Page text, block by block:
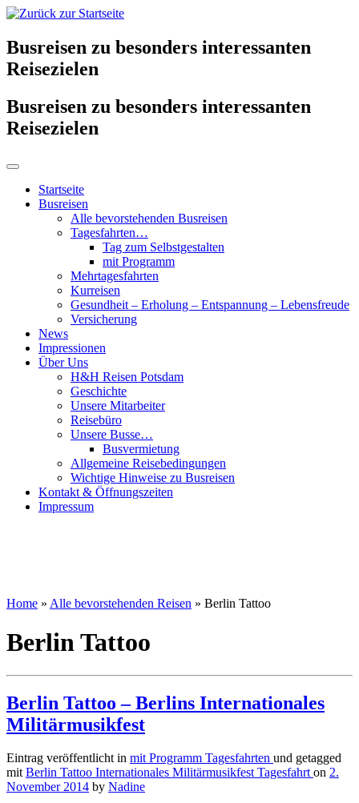
Busreisen zu besonders interessanten
Reisezielen
Busreisen zu besonders interessanten
Reisezielen
Startseite
Busreisen
Alle bevorstehenden Busreisen
Tagesfahrten…
Tag zum Selbstgestalten
mit Programm
Mehrtagesfahrten
Kurreisen
Gesundheit – Erholung – Entspannung – Lebensfreude
Versicherung
News
Impressionen
Über Uns
H&H Reisen Potsdam
Geschichte
Unsere Mitarbeiter
Reisebüro
Unsere Busse…
Busvermietung
Allgemeine Reisebedingungen
Wichtige Hinweise zu Busreisen
Kontakt & Öffnungszeiten
Impressum
Home » Alle bevorstehenden Reisen » Berlin Tattoo
Berlin Tattoo
Berlin Tattoo – Berlins Internationales
Militärmusikfest
Eintrag veröffentlicht in mit Programm Tagesfahrten und getagged
mitBerlin Tattoo Internationales MilitärmusikfestTagesfahrton 2.
November 2014 by Nadine